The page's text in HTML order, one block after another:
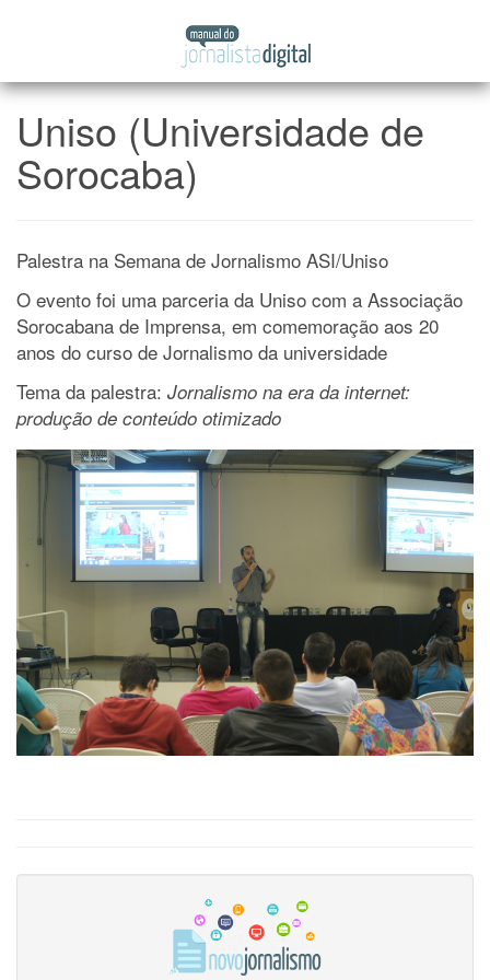
o
do
Jornalista
Digital
Uniso (Universidade de
Sorocaba)
Palestra na Semana de Jornalismo ASI/Uniso
O evento foi uma parceria da Uniso com a Associação
Sorocabana de Imprensa, em comemoração aos 20
anos do curso de Jornalismo da universidade
Tema da palestra: Jornalismo na era da internet:
produção de conteúdo otimizado